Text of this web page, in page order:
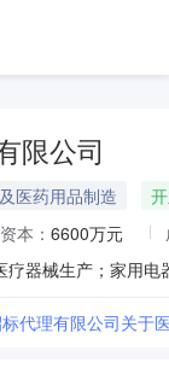
限公司
医药用品制造
本： 6600万元
代理有限公司关于